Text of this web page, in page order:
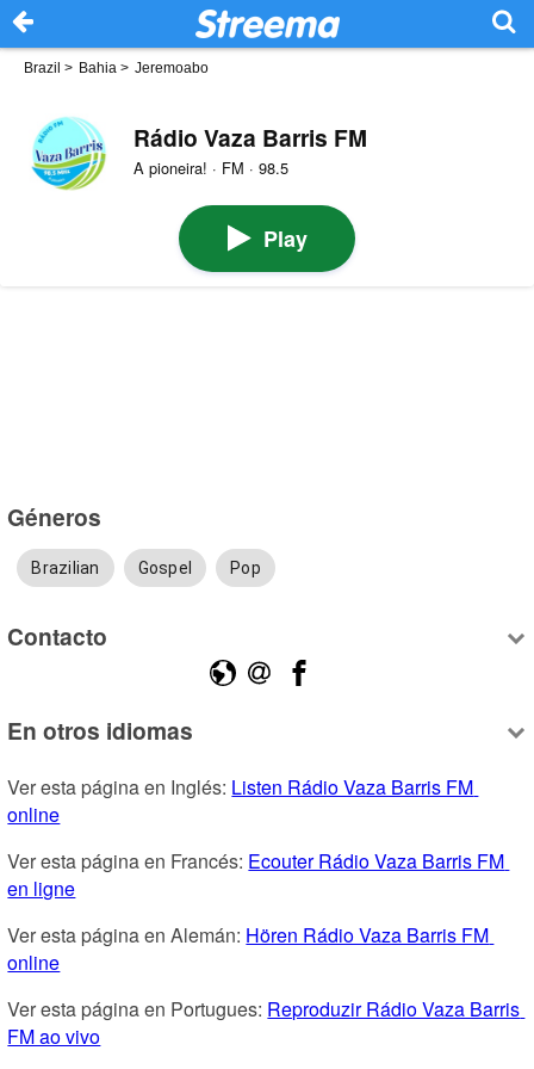
Brazil > Bahia > Jeremoabo
Rádio Vaza Barris FM
A pioneira! · FM · 98.5
Play
Géneros
Brazilian Gospel Pop
Contacto
En otros idiomas
Ver esta página en Inglés: Listen Rádio Vaza Barris FM
online
Ver esta página en Francés: Ecouter Rádio Vaza Barris FM
en ligne
Ver esta página en Alemán: Hören Rádio Vaza Barris FM
online
Ver esta página en Portugues: Reproduzir Rádio Vaza Barris
FM ao vivo